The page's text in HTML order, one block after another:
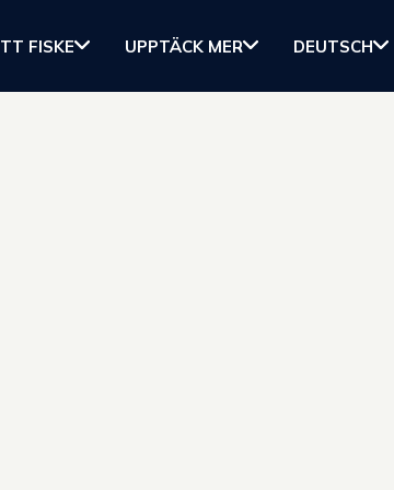
FISKE UPPTÄCK MER DEUTSCH